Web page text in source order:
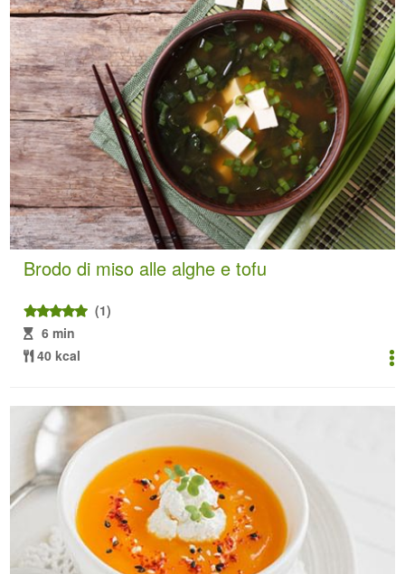
Brodo di miso alle alghe e tofu
(1)
6 min
40 kcal